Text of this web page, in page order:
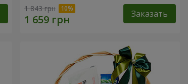
1 843 грн Заказать